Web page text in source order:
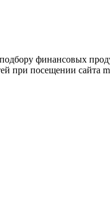
финансовых
при посещении сайта